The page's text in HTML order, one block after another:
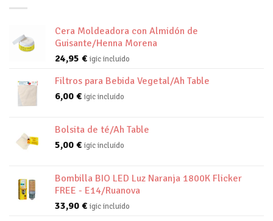
Cera Moldeadora con Almidón de
Guisante/Henna Morena
24,95 € igic incluido
Filtros para Bebida Vegetal/Ah Table
6,00 € igic incluido
Bolsita de té/Ah Table
5,00 € igic incluido
Bombilla BIO LED Luz Naranja 1800K Flicker
FREE - E14/Ruanova
33,90 € igic incluido